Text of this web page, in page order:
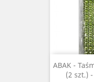
ABAK -
(2 szt.)